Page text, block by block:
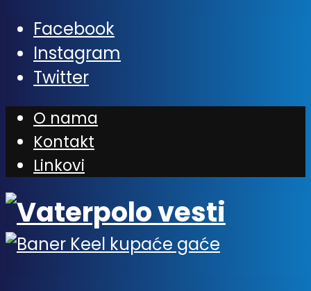
Facebook
Instagram
Twitter
O nama
Kontakt
Linkovi